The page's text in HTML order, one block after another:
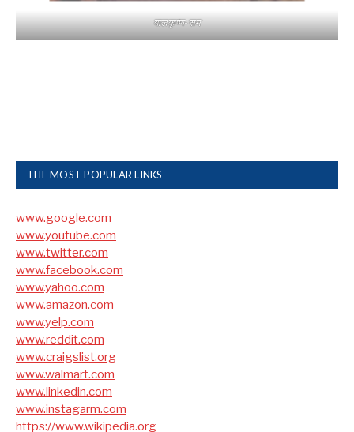
बालकृष्ण-सम
THE MOST POPULAR LINKS
www.google.com
www.youtube.com
www.twitter.com
www.facebook.com
www.yahoo.com
www.amazon.com
www.yelp.com
www.reddit.com
www.craigslist.org
www.walmart.com
www.linkedin.com
www.instagarm.com
https://www.wikipedia.org